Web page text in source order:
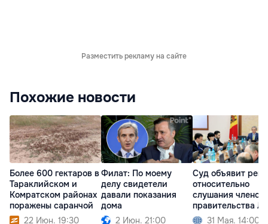
Разместить рекламу на сайте
Похожие новости
Более 600 гектаров в
Тараклийском и
Комратском районах
поражены саранчой
22 Июн. 19:30
Филат: По моему
делу свидетели
давали показания
дома
2 Июн. 21:00
Суд объявит
относительно
слушания членов
правительства
31 Мая. 14:00